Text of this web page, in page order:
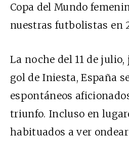
Copa del Mundo
nuestras futbolistas en
La noche del 11 de
gol de Iniesta, España
espontáneos
triunfo. Incluso en
habituados a ver